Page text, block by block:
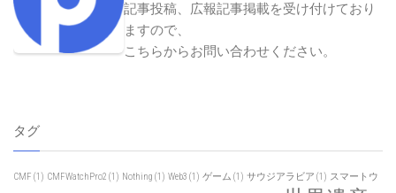
記事投稿、広報記事掲載を受け付けており
ますので、
こちらからお問い合わせください。
タグ
CMF (1) CMFWatchPro2 (1) Nothing (1) Web3 (1) ゲーム (1) サウジアラビア (1) スマートウ